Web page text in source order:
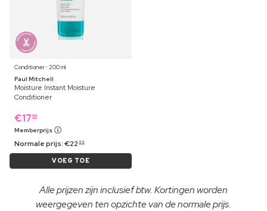
Conditioner ⋅ 200 ml
Paul Mitchell
Moisture Instant Moisture
Conditioner
€17 99
Memberprijs
Normale prijs:€22 99
VOEG TOE
Alle prijzen zijn inclusief btw. Kortingen worden
weergegeven ten opzichte van de normale prijs.